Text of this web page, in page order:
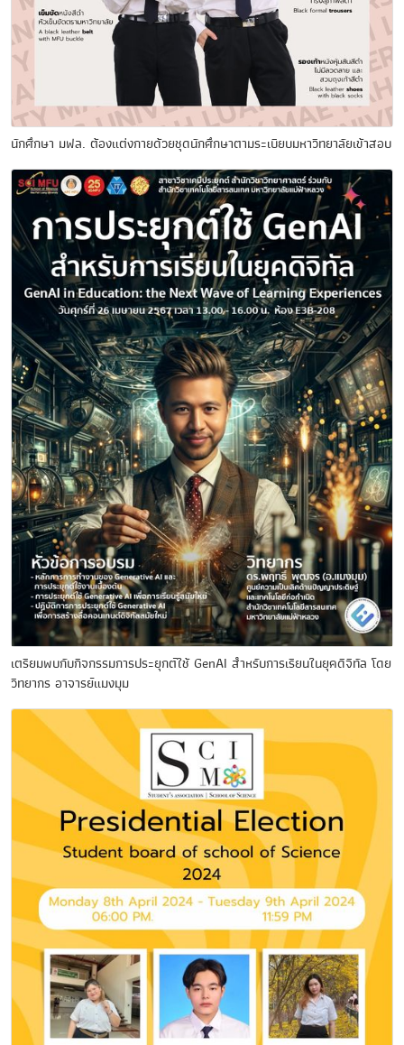
นักศึกษา มฟล. ต้องแต่งกายด้วยชุดนักศึกษาตามระเบียบมหาวิทยาลัยเข้าสอบ
เตรียมพบกับกิจกรรมการประยุกต์ใช้ GenAI สำหรับการเรียนในยุคดิจิทัล โดย
วิทยากร อาจารย์แมงมุม